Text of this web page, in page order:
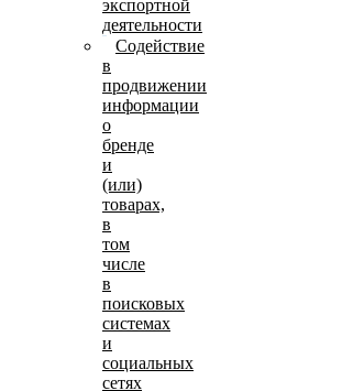
экспортной
деятельности
Содействие
в
продвижении
информации
о
бренде
и
(или)
товарах,
в
том
числе
в
поисковых
системах
и
социальных
сетях